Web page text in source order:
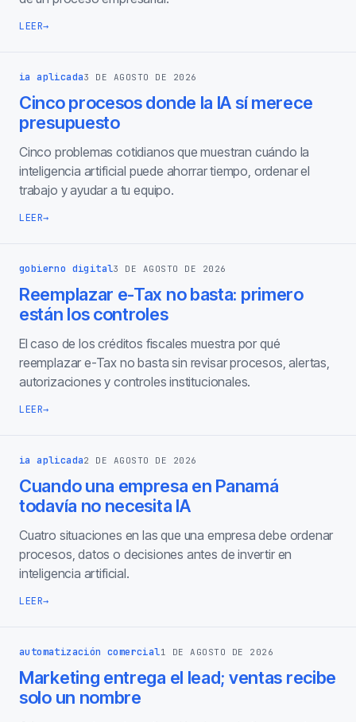
LEER→
ia aplicada3 DE AGOSTO DE 2026
Cinco procesos donde la IA sí merece
presupuesto
Cinco problemas cotidianos que muestran cuándo la
inteligencia artificial puede ahorrar tiempo, ordenar el
trabajo y ayudar a tu equipo.
LEER→
gobierno digital3 DE AGOSTO DE 2026
Reemplazar e-Tax no basta: primero
están los controles
El caso de los créditos fiscales muestra por qué
reemplazar e-Tax no basta sin revisar procesos, alertas,
autorizaciones y controles institucionales.
LEER→
ia aplicada2 DE AGOSTO DE 2026
Cuando una empresa en Panamá
todavía no necesita IA
Cuatro situaciones en las que una empresa debe ordenar
procesos, datos o decisiones antes de invertir en
inteligencia artificial.
LEER→
automatización comercial1 DE AGOSTO DE 2026
Marketing entrega el lead; ventas recibe
solo un nombre